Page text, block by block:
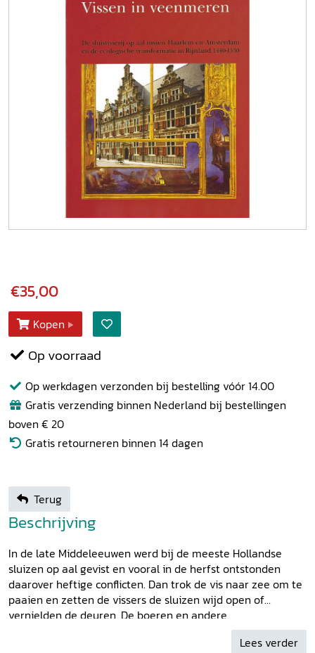
€35,00
Kopen
Op voorraad
Op werkdagen verzonden bij bestelling vóór 14.00
Gratis verzending binnen Nederland bij bestellingen
boven € 20
Gratis retourneren binnen 14 dagen
Terug
Beschrijving
In de late Middeleeuwen werd bij de meeste Hollandse
sluizen op aal gevist en vooral in de herfst ontstonden
daarover heftige conflicten. Dan trok de vis naar zee om te
paaien en zetten de vissers de sluizen wijd open of
vernielden de deuren. De boeren en andere
beroepsgroepen, zoals de Haarlemse brouwers, hadden
echter belang bij dichte sluizen die de weilanden droog
Lees verder